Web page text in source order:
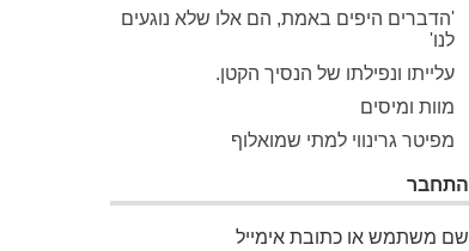
'הדברים היפים באמת, הם אלו שלא נוגעים
לנו'
עלייתו ונפילתו של הנסיך הקטן.
מוות ומיסים
מפיטר גרינווי למתי שמואלוף
התחבר
שם משתמש או כתובת אימייל